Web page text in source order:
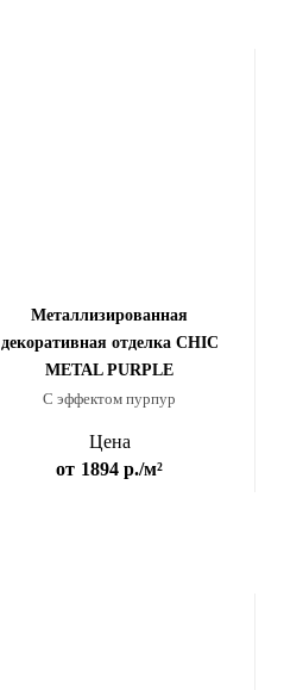
Металлизированная
декоративная отделка CHIC
METAL PURPLE
С эффектом пурпур
Цена
от 1894 р./м²